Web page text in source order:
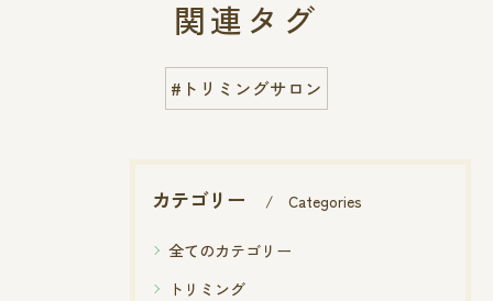
関連タグ
#トリミングサロン
カテゴリー Categories
全てのカテゴリー
トリミング